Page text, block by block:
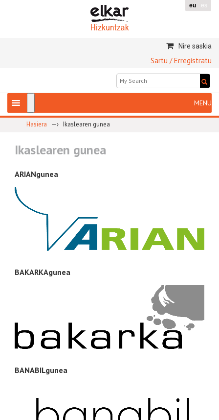
eu es
Nire saskia
Sartu / Erregistratu
Hasiera —› Ikaslearen gunea
Ikaslearen gunea
ARIANgunea
BAKARKAgunea
BANABILgunea